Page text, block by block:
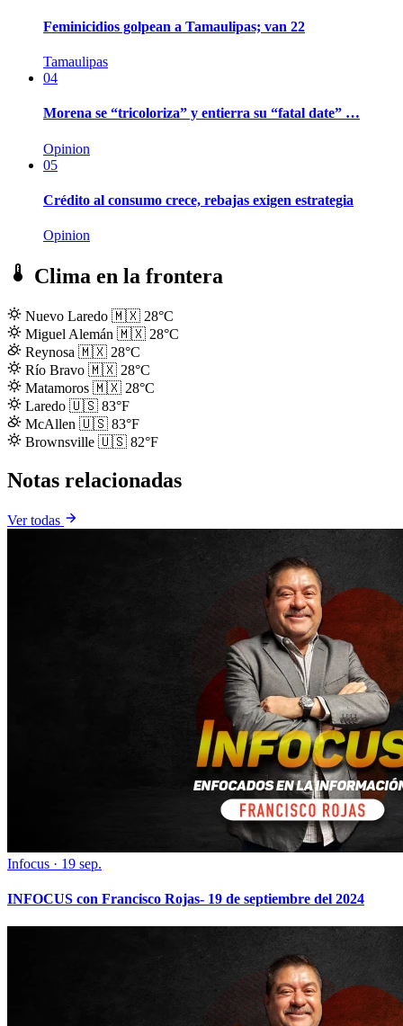
Feminicidios golpean a Tamaulipas; van 22
Tamaulipas
04
Morena se “tricoloriza” y entierra su “fatal date” …
Opinion
05
Crédito al consumo crece, rebajas exigen estrategia
Opinion
Clima en la frontera
Nuevo Laredo 🇲🇽 28°C
Miguel Alemán 🇲🇽 28°C
Reynosa 🇲🇽 28°C
Río Bravo 🇲🇽 28°C
Matamoros 🇲🇽 28°C
Laredo 🇺🇸 83°F
McAllen 🇺🇸 83°F
Brownsville 🇺🇸 82°F
Notas relacionadas
Ver todas
Infocus · 19 sep.
INFOCUS con Francisco Rojas- 19 de septiembre del 2024